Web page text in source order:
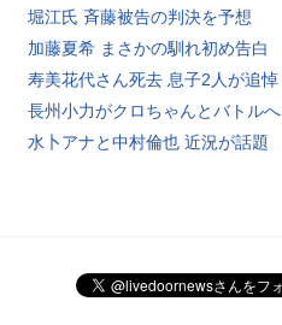
堀江氏 斉藤被告の判決を予想
加藤夏希 まさかの馴れ初め告白
寿美花代さん死去 息子2人が追悼
長州小力がクロちゃんとバトルへ
水卜アナと中村倫也 近況が話題